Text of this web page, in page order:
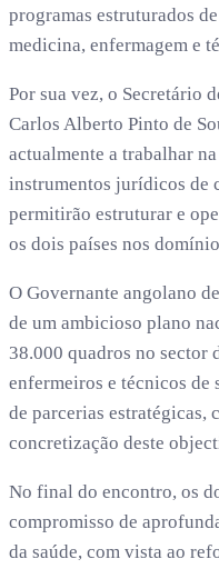
programas estruturados
medicina, enfermagem e
Por sua vez, o Secretário
Carlos Alberto Pinto de
actualmente a trabalhar
instrumentos jurídicos de
permitirão estruturar e
os dois países nos
O Governante angolano
de um ambicioso plano
38.000 quadros no sector
enfermeiros e técnicos de
de parcerias estratégicas,
concretização deste
No final do encontro, os
compromisso de
da saúde, com vista ao